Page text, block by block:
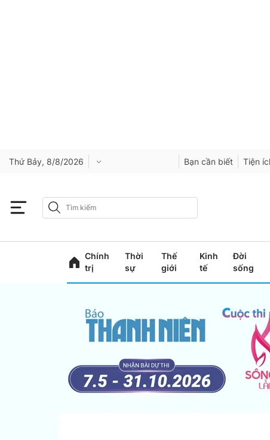
Thứ Bảy, 8/8/2026 Bạn cần biết Tiện
Chính
trị
Thời
sự
Thế
giới
Kinh
tế
Đời
sống